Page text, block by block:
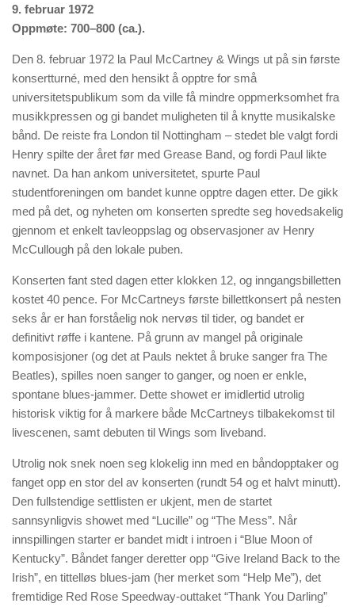
9. februar 1972
Oppmøte: 700–800 (ca.).
Den 8. februar 1972 la Paul McCartney & Wings ut på sin første
konsertturné, med den hensikt å opptre for små
universitetspublikum som da ville få mindre oppmerksomhet fra
musikkpressen og gi bandet muligheten til å knytte musikalske
bånd. De reiste fra London til Nottingham – stedet ble valgt fordi
Henry spilte der året før med Grease Band, og fordi Paul likte
navnet. Da han ankom universitetet, spurte Paul
studentforeningen om bandet kunne opptre dagen etter. De gikk
med på det, og nyheten om konserten spredte seg hovedsakelig
gjennom et enkelt tavleoppslag og observasjoner av Henry
McCullough på den lokale puben.
Konserten fant sted dagen etter klokken 12, og inngangsbilletten
kostet 40 pence. For McCartneys første billettkonsert på nesten
seks år er han forståelig nok nervøs til tider, og bandet er
definitivt røffe i kantene. På grunn av mangel på originale
komposisjoner (og det at Pauls nektet å bruke sanger fra The
Beatles), spilles noen sanger to ganger, og noen er enkle,
spontane blues-jammer. Dette showet er imidlertid utrolig
historisk viktig for å markere både McCartneys tilbakekomst til
livescenen, samt debuten til Wings som liveband.
Utrolig nok snek noen seg klokelig inn med en båndopptaker og
fanget opp en stor del av konserten (rundt 54 og et halvt minutt).
Den fullstendige settlisten er ukjent, men de startet
sannsynligvis showet med “Lucille” og “The Mess”. Når
innspillingen starter er bandet midt i introen i “Blue Moon of
Kentucky”. Båndet fanger deretter opp “Give Ireland Back to the
Irish”, en tittelløs blues-jam (her merket som “Help Me”), det
fremtidige Red Rose Speedway-outtaket “Thank You Darling”